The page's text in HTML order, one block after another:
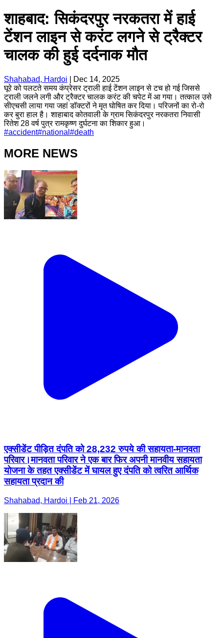
शाहबाद: सिकंदरपुर नरकतरा में हाई
टेंशन लाइन से करंट लगने से ट्रैक्टर
चालक की हुई दर्दनाक मौत
Shahabad, Hardoi
Dec 14, 2025
घूरे को पलटते समय कंप्रेसर ट्राली हाई टेंशन लाइन से टच हो गई जिससे
ट्राली जलने लगी और ट्रैक्टर चालक करंट की चपेट में आ गया। तत्काल उसे
सीएचसी लाया गया जहां डॉक्टरों ने मृत घोषित कर दिया। परिजनों का रो-रो
कर बुरा हाल है। शाहाबाद कोतवाली के ग्राम सिकंदरपुर नरकतरा निवासी
रितेश 28 वर्ष पुत्र रामकृष्ण दुर्घटना का शिकार हुआ।
#accident#national #death
MORE NEWS
एक्सीडेंट पीड़ित दंपति को 28,232 रुपये की सहायता-मानवता
परिवार।मानवता परिवार ने एक बार फिर अपनी मानवीय सहायता
योजना के तहत एक्सीडेंट में घायल हुए दंपति को त्वरित आर्थिक
सहायता प्रदान की
Shahabad, Hardoi | Feb 21, 2026